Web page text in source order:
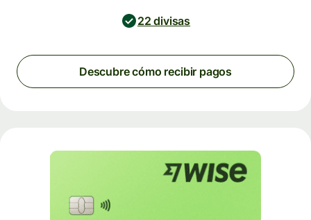
22 divisas
Descubre cómo recibir pagos